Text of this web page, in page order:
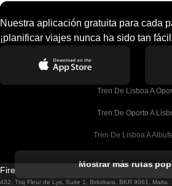
Nuestra aplicación gratuita para cada
¡planificar viajes nunca ha sido tan
Tren De Lisboa A
Tren De Oporto A
Tren De Lisboa A
Tren De Lisboa A
Mostrar más rutas
Firebird GT Limited (OC 1451)
432, Triq Fleur de Lys, Suite 1, Birkirkara, BKR 9061, Malta